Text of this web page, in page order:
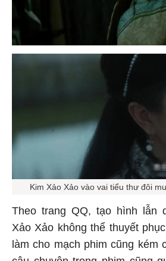
Kim Xảo Xảo vào vai tiểu thư đôi
Theo trang QQ, tạo hình lẫn
Xảo Xảo không thể thuyết
làm cho mạch phim cũng kém